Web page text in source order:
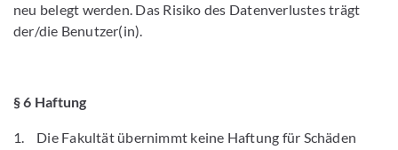
neu belegt werden. Das Risiko des Datenverlustes trägt
der/die Benutzer(in).
§ 6 Haftung
1. Die Fakultät übernimmt keine Haftung für Schäden